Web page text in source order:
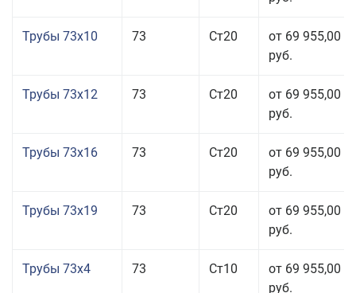
Трубы 73x10 73 Ст20
от 69 955,00
руб.
Трубы 73x12 73 Ст20
от 69 955,00
руб.
Трубы 73x16 73 Ст20
от 69 955,00
руб.
Трубы 73x19 73 Ст20
от 69 955,00
руб.
Трубы 73x4 73 Ст10
от 69 955,00
руб.